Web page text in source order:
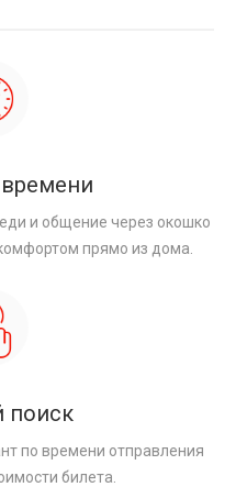
и общение через окошко
прямо из дома.
поиск
по времени отправления
билета.